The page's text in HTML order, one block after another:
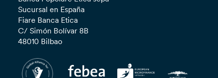
Sucursal en España
Fiare Banca Etica
C/ Simón Bolívar 8B
48010 Bilbao